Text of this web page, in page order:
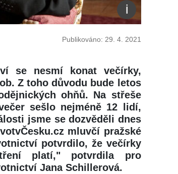
Publikováno: 29. 4. 2021
se nesmí konat večírky,
Z toho důvodu bude letos
ohňů. Na střeše
sešlo nejméně 12 lidí,
jsme se dozvěděli dnes
mluvčí pražské
potvrdilo, že večírky
platí," potvrdila pro
Jana Schillerová.